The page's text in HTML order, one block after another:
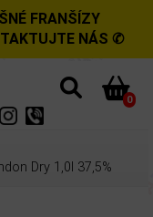
FRANŠÍZY
NÁS ✆
0
Dry 1,0l 37,5%